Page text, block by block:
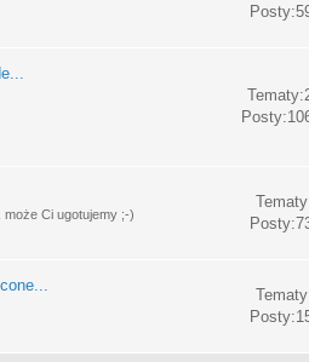
Ci ugotujemy ;-)